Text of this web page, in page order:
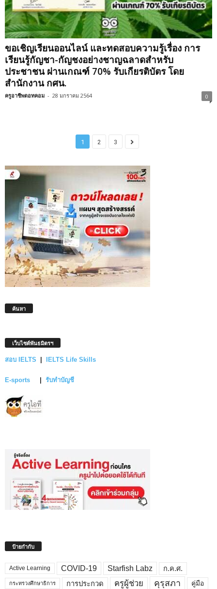
ขอเชิญเรียนออนไลน์ และทดสอบความรู้เรื่อง การ
เรียนรู้กัญชา-กัญชงอย่างชาญฉลาดสำหรับ
ประชาชน ผ่านเกณฑ์ 70% รับเกียรติบัตร โดย
สำนักงาน กศน.
ครูอาชีพดอทคอม - 28 มกราคม 2564 0
1 2 3
ค้นหา
เว็บไซต์พันธมิตรฯ
สอบ IELTS | IELTS Life Skills
E-sports | รับทำบัญชี
ป้ายกำกับ
Active Learning COVID-19 Starfish Labz ก.ค.ศ.
กระทรวงศึกษาธิการ การประกวด ครูผู้ช่วย คุรุสภา คู่มือ